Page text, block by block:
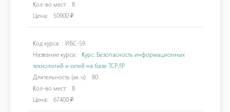
Кол-во мест:
8
Цена:
50900 ₽
Код курса:
ИБС-59
Название курса:
Курс: Безопасность информационных
технологий и сетей на базе TCP/IP
Длительность (ак.ч):
80
Кол-во мест:
8
Цена:
67400 ₽